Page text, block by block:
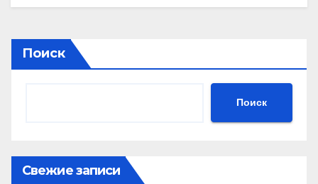
Поиск
Поиск
Свежие записи